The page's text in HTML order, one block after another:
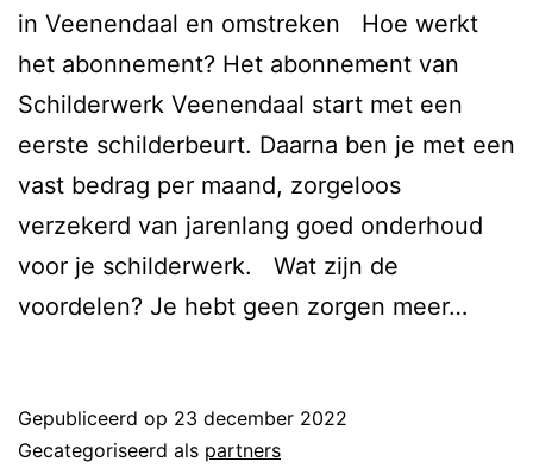
in Veenendaal en omstreken Hoe werkt
het abonnement?​ Het abonnement van
Schilderwerk Veenendaal start met een
eerste schilderbeurt. Daarna ben je met een
vast bedrag per maand, zorgeloos
verzekerd van jarenlang goed onderhoud
voor je schilderwerk. Wat zijn de
voordelen? Je hebt geen zorgen meer…
Gepubliceerd op 23 december 2022
Gecategoriseerd als partners